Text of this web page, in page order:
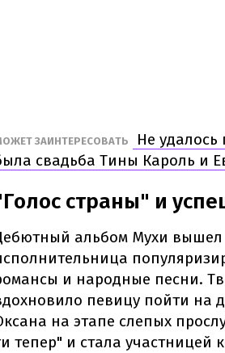
ЗАИНТЕРЕСОВАТЬ
Не удалось
свадьба Тины Кароль и
страны" и
альбом Мухи вышел
и народные песни.
певицу пойти на
на этапе слепых
тепер" и стала